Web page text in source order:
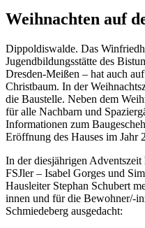
Weihnachten auf
Dippoldiswalde. Das
Jugendbildungsstätte des
Dresden-Meißen – hat auch
Christbaum. In der
die Baustelle. Neben dem
für alle Nachbarn und
Informationen zum
Eröffnung des Hauses im Jahr
In der diesjährigen
FSJler – Isabel Gorges und
Hausleiter Stephan Schubert
innen und für die Bewohner/-
Schmiedeberg ausgedacht: